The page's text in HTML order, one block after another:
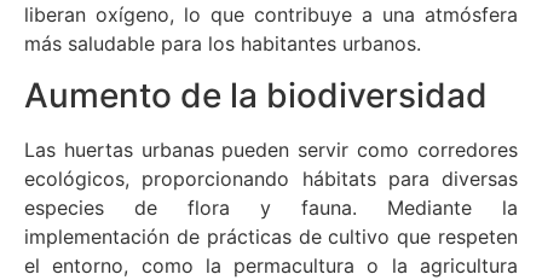
liberan oxígeno, lo que contribuye a una atmósfera
más saludable para los habitantes urbanos.
Aumento de la biodiversidad
Las huertas urbanas pueden servir como corredores
ecológicos, proporcionando hábitats para diversas
especies de flora y fauna. Mediante la
implementación de prácticas de cultivo que respeten
el entorno, como la permacultura o la agricultura